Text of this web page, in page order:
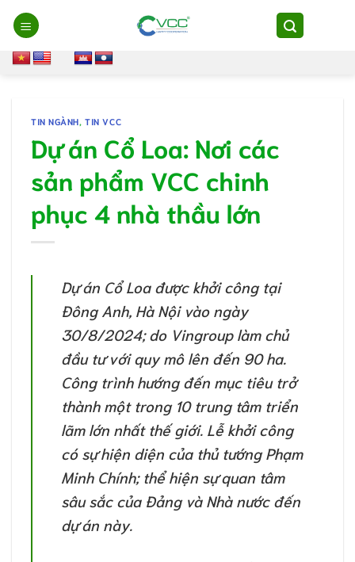
Chuyển
đến
nội
dung
TIN NGÀNH,TIN VCC
Dự án Cổ Loa: Nơi các
sản phẩm VCC chinh
phục 4 nhà thầu lớn
Dự án Cổ Loa được khởi công tại
Đông Anh, Hà Nội vào ngày
30/8/2024; do Vingroup làm chủ
đầu tư với quy mô lên đến 90 ha.
Công trình hướng đến mục tiêu trở
thành một trong 10 trung tâm triển
lãm lớn nhất thế giới. Lễ khởi công
có sự hiện diện của thủ tướng Phạm
Minh Chính; thể hiện sự quan tâm
sâu sắc của Đảng và Nhà nước đến
dự án này.